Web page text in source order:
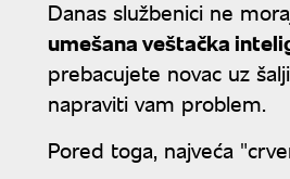
Danas službenici ne
umešana veštačka
prebacujete novac uz
napraviti vam problem.
Pored toga, najveća